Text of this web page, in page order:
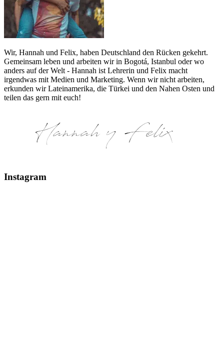
Wir, Hannah und Felix, haben Deutschland den Rücken gekehrt.
Gemeinsam leben und arbeiten wir in Bogotá, Istanbul oder wo
anders auf der Welt - Hannah ist Lehrerin und Felix macht
irgendwas mit Medien und Marketing. Wenn wir nicht arbeiten,
erkunden wir Lateinamerika, die Türkei und den Nahen Osten und
teilen das gern mit euch!
Instagram